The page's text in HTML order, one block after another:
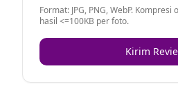
Format: JPG, PNG, WebP.
hasil <=100KB per foto.
Kirim